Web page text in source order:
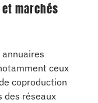
marchés
ceux
coproduction
des réseaux